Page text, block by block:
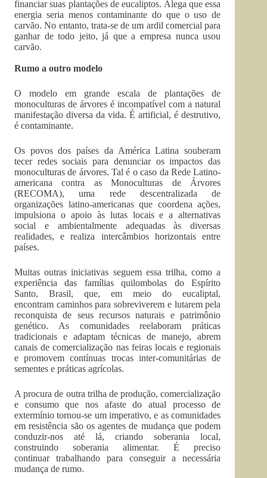
financiar suas plantações de eucaliptos. Alega que essa
energia seria menos contaminante do que o uso de
carvão. No entanto, trata-se de um ardil comercial para
ganhar de todo jeito, já que a empresa nunca usou
carvão.
Rumo a outro modelo
O modelo em grande escala de plantações de
monoculturas de árvores é incompatível com a natural
manifestação diversa da vida. É artificial, é destrutivo,
é contaminante.
Os povos dos países da América Latina souberam
tecer redes sociais para denunciar os impactos das
monoculturas de árvores. Tal é o caso da Rede Latino-
americana contra as Monoculturas de Árvores
(RECOMA), uma rede descentralizada de
organizações latino-americanas que coordena ações,
impulsiona o apoio às lutas locais e a alternativas
social e ambientalmente adequadas às diversas
realidades, e realiza intercâmbios horizontais entre
países.
Muitas outras iniciativas seguem essa trilha, como a
experiência das famílias quilombolas do Espírito
Santo, Brasil, que, em meio do eucaliptal,
encontram caminhos para sobreviverem e lutarem pela
reconquista de seus recursos naturais e patrimônio
genético. As comunidades reelaboram práticas
tradicionais e adaptam técnicas de manejo, abrem
canais de comercialização nas feiras locais e regionais
e promovem contínuas trocas inter-comunitárias de
sementes e práticas agrícolas.
A procura de outra trilha de produção, comercialização
e consumo que nos afaste do atual processo de
extermínio tornou-se um imperativo, e as comunidades
em resistência são os agentes de mudança que podem
conduzir-nos até lá, criando soberania local,
construindo soberania alimentar. É preciso
continuar trabalhando para conseguir a necessária
mudança de rumo.